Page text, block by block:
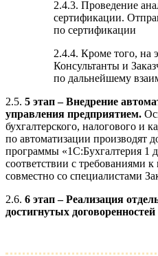
2.4.3. Проведение
сертификации.
по сертификации
2.4.4. Кроме того, на
Консультанты и
по дальнейшему
2.5. 5 этап – Внедрение
управления предприятием.
бухгалтерского, налогового и
по автоматизации производят
программы «1С:Бухгалтерия 1
соответствии с требованиями
совместно со специалистами
2.6. 6 этап – Реализация
достигнутых